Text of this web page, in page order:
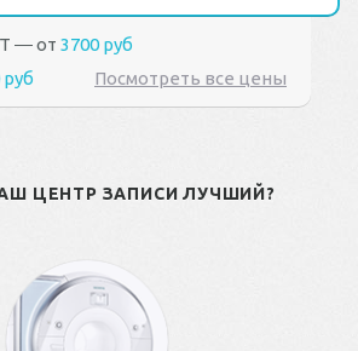
― от 3700 руб
руб Посмотреть все цены
ЦЕНТР ЗАПИСИ ЛУЧШИЙ?